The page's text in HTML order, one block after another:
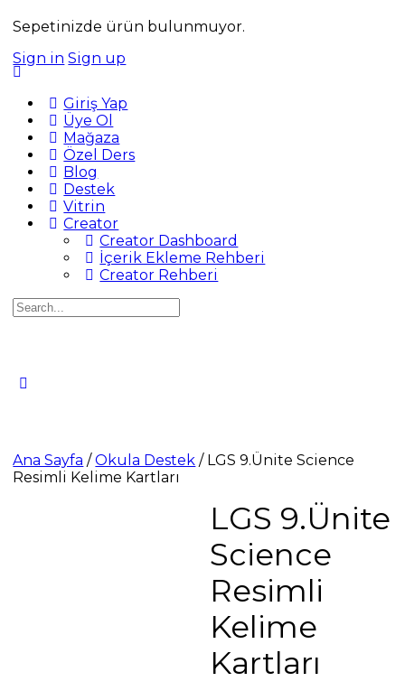
Sepetinizde ürün bulunmuyor.
Sign in Sign up
Giriş Yap
Üye Ol
Mağaza
Özel Ders
Blog
Destek
Vitrin
Creator
Creator Dashboard
İçerik Ekleme Rehberi
Creator Rehberi
Search
for:
Ana Sayfa /Okula Destek / LGS 9.Ünite Science
Resimli Kelime Kartları
LGS 9.Ünite
Science
Resimli
Kelime
Kartları